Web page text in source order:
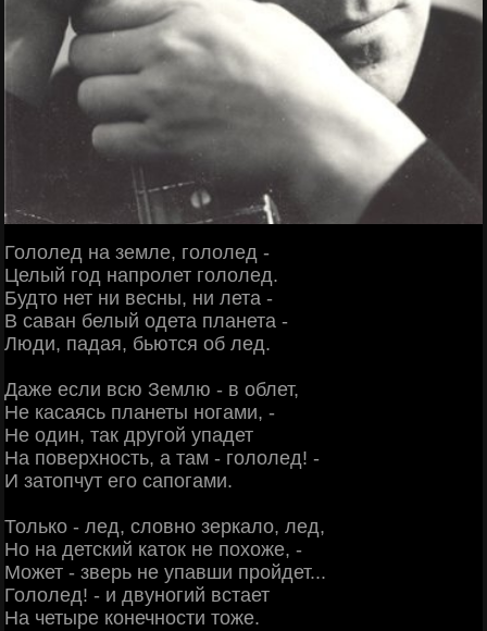
Гололед на земле, гололед -
Целый год напролет гололед.
Будто нет ни весны, ни лета -
В саван белый одета планета -
Люди, падая, бьются об лед.
Даже если всю Землю - в облет,
Не касаясь планеты ногами, -
Не один, так другой упадет
На поверхность, а там - гололед! -
И затопчут его сапогами.
Только - лед, словно зеркало, лед,
Но на детский каток не похоже, -
Может - зверь не упавши пройдет...
Гололед! - и двуногий встает
На четыре конечности тоже.